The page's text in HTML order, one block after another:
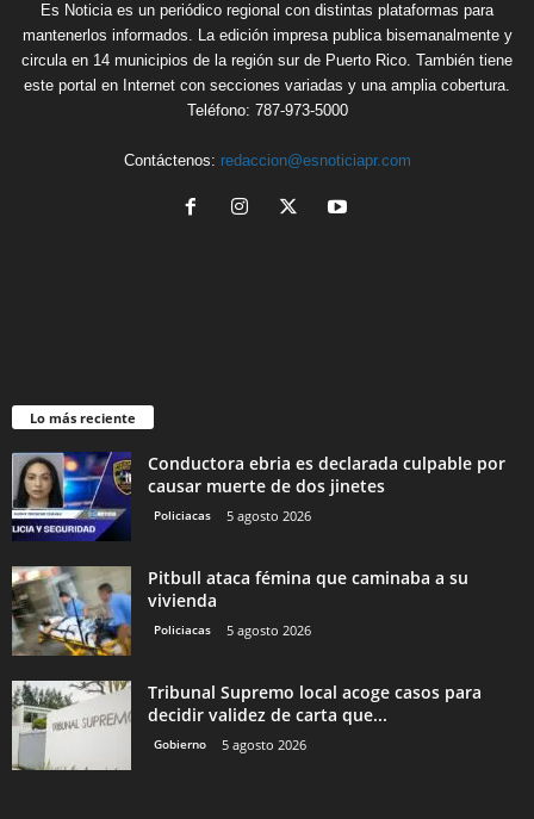
Es Noticia es un periódico regional con distintas plataformas para
mantenerlos informados. La edición impresa publica bisemanalmente y
circula en 14 municipios de la región sur de Puerto Rico. También tiene
este portal en Internet con secciones variadas y una amplia cobertura.
Teléfono: 787-973-5000
Contáctenos: redaccion@esnoticiapr.com
Lo más reciente
Conductora ebria es declarada culpable por
causar muerte de dos jinetes
Policiacas 5 agosto 2026
Pitbull ataca fémina que caminaba a su
vivienda
Policiacas 5 agosto 2026
Tribunal Supremo local acoge casos para
decidir validez de carta que...
Gobierno 5 agosto 2026